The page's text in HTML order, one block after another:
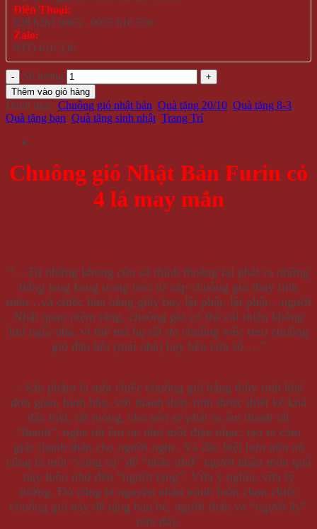
Điện Thoại:
028 6261 0065 - 0935 616 536
Zalo:
0935 616 536
Số lượng
Thêm vào giỏ hàng
Danh mục: Chuông gió nhật bản, Quà tặng 20/10, Quà tặng 8-3,
Quà tặng bạn, Quà tặng sinh nhật, Trang Trí
Chuông gió Nhật Bản Furin cỏ
4 lá may mắn
“…Từ những khung cửa sổ thỉnh thoảng lại phát ra những
tiếng leng keng trong trẻo từ cặp chuông gió thuỷ tinh
màu…và chiếc bùa bằng giấy bay lật phật, lật phật…người
Nhật quan niệm rằng, chuông gió có thể cải thiện không
khí ngôi nhà, vì thế mà họ rất ưa chuộng việc treo chuông
gió đầu hồi (mái nhà) hay bên cửa sổ….”
– Sản phẩm là một chiếc chuông gió bằng thủy tinh khá
đơn giản, hình bầu, với thành thủy tinh được thiết kế khá
đặc biệt, rất mỏng, cho nên sẽ phát ra âm thanh rất
“thanh”, nghe rất êm tai như một điệu nhạc, tạo ra cảm
giác thanh thản cho người nghe. Và đặc biệt hơn nữa nó
cũng là một “công cụ” để “nhắc nhở” người nhận món quà
này luôn nhớ đến “người tặng”. Vừa ý nghĩa, vừa lý
tưởng. Đó cũng là nguyên nhân mình luôn chọn chiếc
chuông gió này để tặng bạn bè, người thân và “người ấy”
nữa đấy.